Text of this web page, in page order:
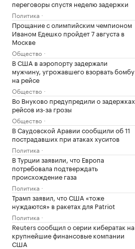
переговоры спустя неделю задержки
Политика
Прощание с олимпийским чемпионом
Иваном Едешко пройдет 7 августа в
Москве
Общество
В США в аэропорту задержали
мужчину, угрожавшего взорвать бомбу
на рейсе
Общество
Во Внуково предупредили о задержках
рейсов из-за грозы
Общество
В Саудовской Аравии сообщили об 11
пострадавших при атаках хуситов
Политика
В Турции заявили, что Европа
потребовала подтверждать
происхождение газа
Политика
Трамп заявил, что США «тоже
нуждаются» в ракетах для Patriot
Политика
Reuters сообщил о серии кибератак на
крупнейшие финансовые компании
США